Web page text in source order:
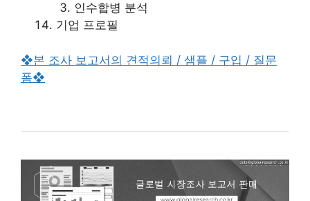
인수합병 분석
기업 프로필
❖본 조사 보고서의 견적의뢰 / 샘플 / 구입 / 질문
폼❖